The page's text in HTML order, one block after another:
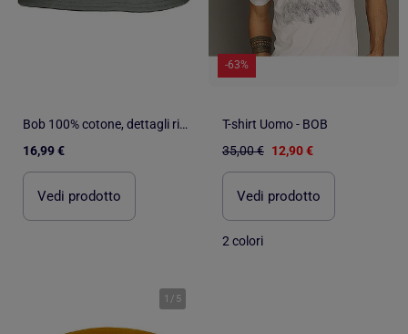
Bob 100% cotone, dettagli ricamati unisex adulto Isotoner
16,99 €
Vedi prodotto
-63%
T-shirt Uomo - BOB
35,00 € 12,90 €
Vedi prodotto
2 colori
1 / 5